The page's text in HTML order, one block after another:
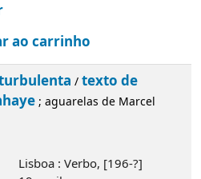
ao carrinho
/texto de
; aguarelas de Marcel
Lisboa : Verbo, [196-?]